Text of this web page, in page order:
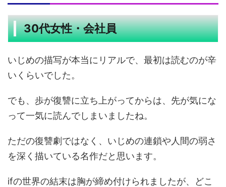
30代女性・会社員
いじめの描写が本当にリアルで、最初は読むのが辛
いくらいでした。
でも、歩が復讐に立ち上がってからは、先が気にな
って一気に読んでしまいましたね。
ただの復讐劇ではなく、いじめの連鎖や人間の弱さ
を深く描いている名作だと思います。
ifの世界の結末は胸が締め付けられましたが、どこ